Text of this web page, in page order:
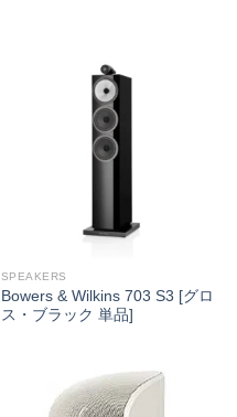
SPEAKERS
Bowers & Wilkins 703 S3 [グロ
ス・ブラック 単品]